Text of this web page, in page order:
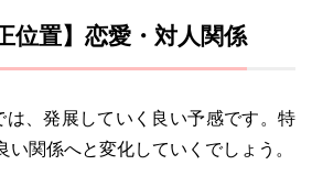
位置】恋愛・対人関係
は、発展していく良い予感です。特
い関係へと変化していくでしょう。